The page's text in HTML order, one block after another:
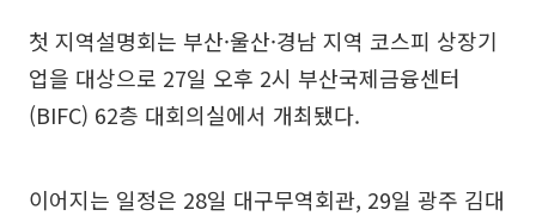
첫 지역설명회는 부산·울산·경남 지역 코스피 상장기
업을 대상으로 27일 오후 2시 부산국제금융센터
(BIFC) 62층 대회의실에서 개최됐다.
이어지는 일정은 28일 대구무역회관, 29일 광주 김대